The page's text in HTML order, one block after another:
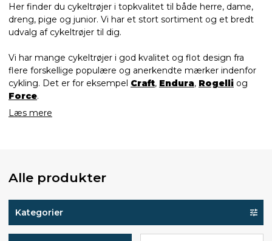
Her finder du cykeltrøjer i topkvalitet til både herre, dame,
dreng, pige og junior. Vi har et stort sortiment og et bredt
udvalg af cykeltrøjer til dig.
Vi har mange cykeltrøjer i god kvalitet og flot design fra
flere forskellige populære og anerkendte mærker indenfor
cykling. Det er for eksempel Craft, Endura, Rogelli og
Force.
Læs mere
Alle produkter
Kategorier